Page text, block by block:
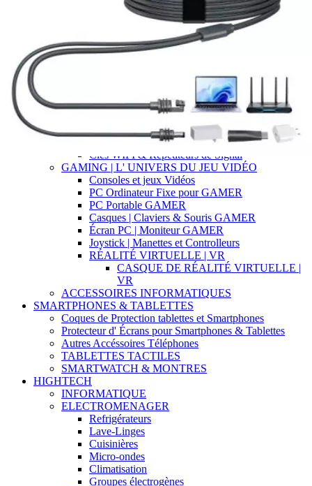
CONNECTIQUE | ADAPTATEURS
|CONNECTEURS
Suite Bureautique
Systèmes d' Exploitation OS
STARLINK | ÉQUIPEMENTS &
ACCÉSSOIRES
Serveurs NAS
Clés WIFI & Répétiteurs de Signal
GAMING | L' UNIVERS DU JEU VIDÉO
Consoles et jeux Vidéos
PC Ordinateur Fixe pour GAMER
PC Portable GAMER
Casques | Claviers & Souris GAMER
Écran PC | Moniteur GAMER
Joystick | Manettes et Controlleurs
RÉALITÉ VIRTUELLE | VR
CASQUE DE RÉALITÉ VIRTUELLE |
VR
ACCESSOIRES INFORMATIQUES
SMARTPHONES & TABLETTES
Coques de Protection tablettes et Smartphones
Protecteur d' Écrans pour Smartphones & Tablettes
Autres Accéssoires Téléphones
TABLETTES TACTILES
SMARTWATCH & MONTRES
HIGHTECH
INFORMATIQUE
ELECTROMENAGER
Refrigérateurs
Lave-Linges
Cuisinières
Micro-ondes
Climatisation
Groupes électrogènes